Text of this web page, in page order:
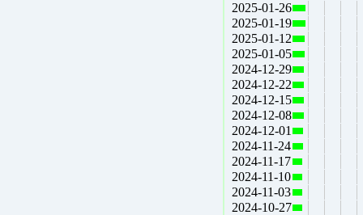
2025-01-26
2025-01-19
2025-01-12
2025-01-05
2024-12-29
2024-12-22
2024-12-15
2024-12-08
2024-12-01
2024-11-24
2024-11-17
2024-11-10
2024-11-03
2024-10-27